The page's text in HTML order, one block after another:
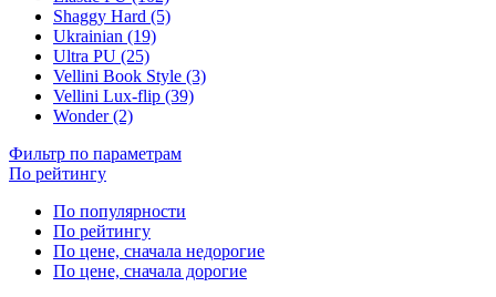
Shaggy Hard (5)
Ukrainian (19)
Ultra PU (25)
Vellini Book Style (3)
Vellini Lux-flip (39)
Wonder (2)
Фильтр по параметрам
По рейтингу
По популярности
По рейтингу
По цене, сначала недорогие
По цене, сначала дорогие